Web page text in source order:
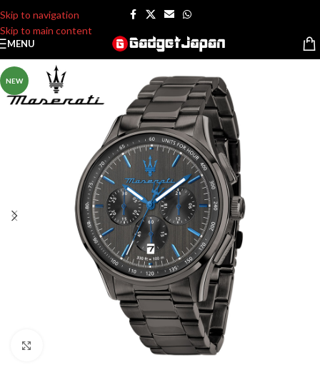
Skip to navigation
Skip to main content
MENU
NEW